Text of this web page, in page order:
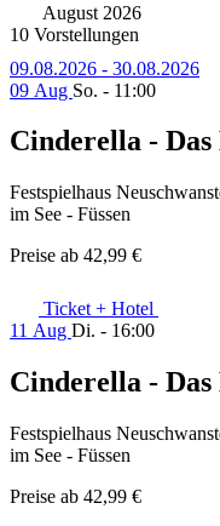
August 2026
10 Vorstellungen
09.08.2026 - 30.08.2026
09 Aug So. - 11:00
Cinderella -
Festspielhaus
im See - Füssen
Preise ab 42,99 €
Ticket + Hotel
11 Aug Di. - 16:00
Cinderella -
Festspielhaus
im See - Füssen
Preise ab 42,99 €